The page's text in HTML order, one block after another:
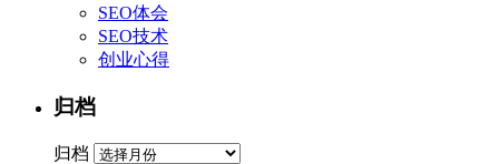
SEO体会
SEO技术
创业心得
归档
归档